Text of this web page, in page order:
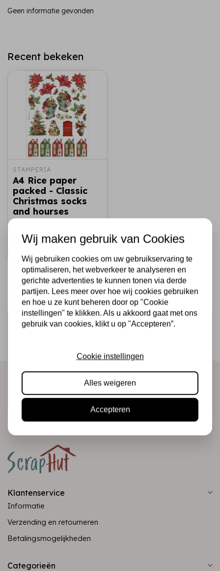
Geen informatie gevonden
Recent bekeken
STAMPERIA
A4 Rice paper
packed - Classic
Christmas socks
and hourses
Schrijf je in voor de nieuwsbrief
direct in je mailbox!
Abonneer
Klantenservice
Informatie
Verzending en retourneren
Betalingsmogelijkheden
Categorieën
Wij maken gebruik van Cookies
Wij gebruiken cookies om uw gebruikservaring te
optimaliseren, het webverkeer te analyseren en
gerichte advertenties te kunnen tonen via derde
partijen. Lees meer over hoe wij cookies gebruiken
en hoe u ze kunt beheren door op "Cookie
instellingen" te klikken. Als u akkoord gaat met ons
gebruik van cookies, klikt u op "Accepteren”.
Cookie instellingen
Alles weigeren
Accepteren